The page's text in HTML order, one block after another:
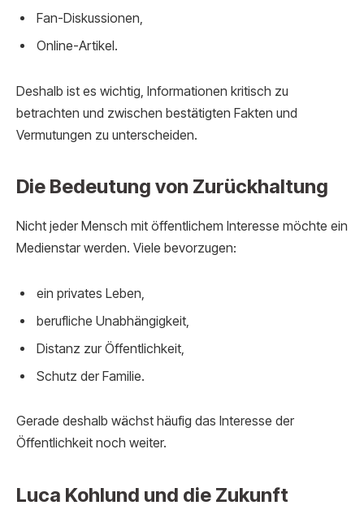
Fan-Diskussionen,
Online-Artikel.
Deshalb ist es wichtig, Informationen kritisch zu
betrachten und zwischen bestätigten Fakten und
Vermutungen zu unterscheiden.
Die Bedeutung von Zurückhaltung
Nicht jeder Mensch mit öffentlichem Interesse möchte ein
Medienstar werden. Viele bevorzugen:
ein privates Leben,
berufliche Unabhängigkeit,
Distanz zur Öffentlichkeit,
Schutz der Familie.
Gerade deshalb wächst häufig das Interesse der
Öffentlichkeit noch weiter.
Luca Kohlund und die Zukunft